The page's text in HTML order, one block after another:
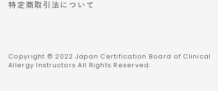
特定商取引法について
Copyright © 2022 Japan Certification Board of Clinical
Allergy Instructors All Rights Reserved.